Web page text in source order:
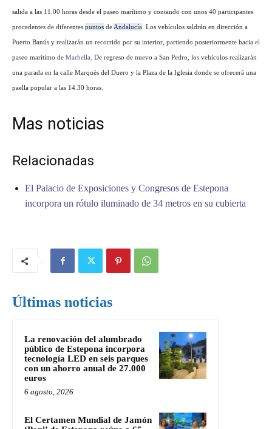
salida a las 11.00 horas desde el paseo marítimo y contando con unos 40 participantes
procedentes de diferentes puntos deAndalucía. Los vehículos saldrán en dirección a
Puerto Banús y realizarán un recorrido por su interior, partiendo posteriormente hacia el
paseo marítimo de Marbella. De regreso de nuevo a San Pedro, los vehículos realizarán
una parada en la calle Marqués del Duero y la Plaza de la Iglesia donde se ofrecerá una
paella popular a las 14.30 horas.
Mas noticias
Relacionadas
El Palacio de Exposiciones y Congresos de Estepona
incorpora un rótulo iluminado de 34 metros en su cubierta
Últimas noticias
La renovación del alumbrado
público de Estepona incorpora
tecnología LED en seis parques
con un ahorro anual de 27.000
euros
6 agosto, 2026
El Certamen Mundial de Jamón